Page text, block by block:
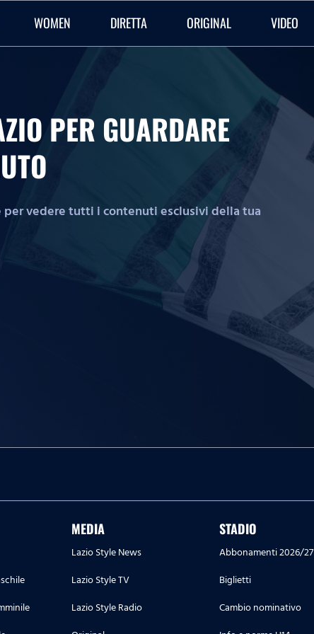
WOMEN DIRETTA ORIGINAL VIDEO
PER GUARDARE
vedere tutti i contenuti esclusivi della tua
MEDIA
Lazio Style News
Lazio Style TV
Lazio Style Radio
STADIO
Abbonamenti 2026/27
Biglietti
Cambio nominativo